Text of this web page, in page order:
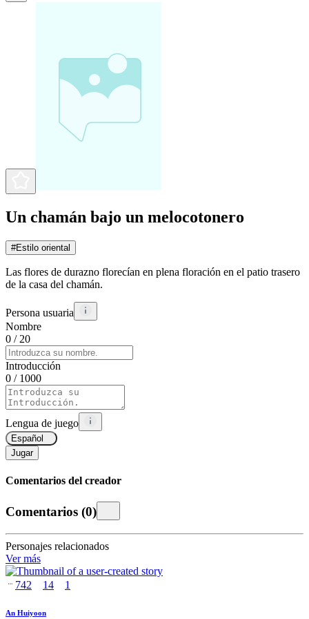
Un chamán bajo un melocotonero
#Estilo oriental
Las flores de durazno florecían en plena floración en el patio trasero
de la casa del chamán.
Persona usuaria
Nombre
0 / 20
Introducción
0 / 1000
Lengua de juego
Español
Jugar
Comentarios del creador
Comentarios (0)
Personajes relacionados
Ver más
742 14 1
An Huiyoon